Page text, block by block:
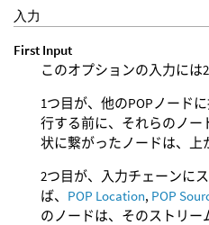
入力
First Input
このオプションの入力には
1つ目が、他のPOPノード
行する前に、それらのノー
状に繋がったノードは、上
2つ目が、入力チェーンに
ば、 POP Location, POP
のノードは、そのストリ